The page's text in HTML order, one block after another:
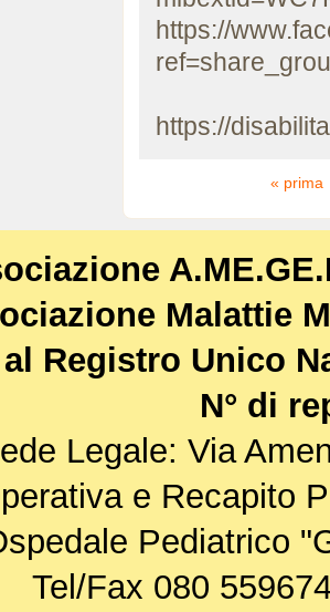
https://
https://
« prima
Malattie
Registro Unico
N° di
Legale: Via
e Recapito
Pediatrico
Tel/Fax 080